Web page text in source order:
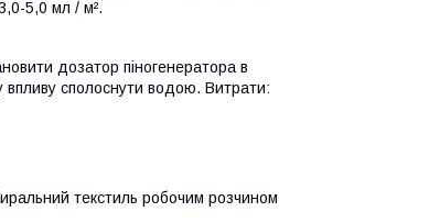
5,0 мл / м².
дозатор піногенератора в
впливу сполоснути водою. Витрати:
текстиль робочим розчином